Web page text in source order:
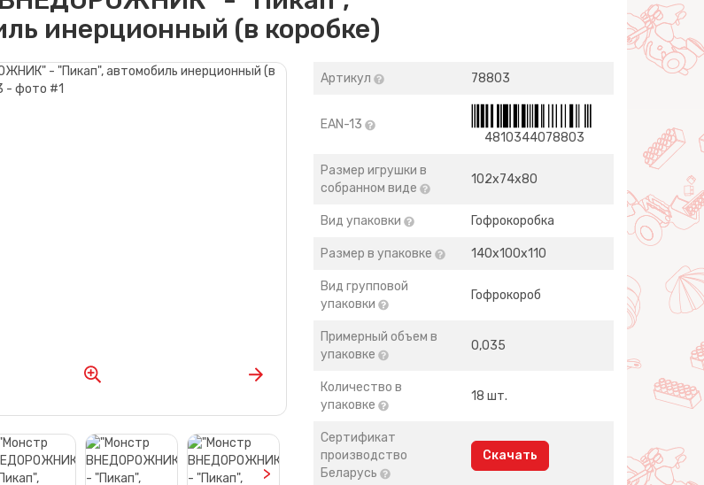
инерционный (в коробке)
>
Артикул 78803
EAN-13
4810344078803
Размер игрушки в
собранном виде
102х74х80
Вид упаковки Гофрокоробка
Размер в упаковке 140х100х110
Вид групповой
упаковки
Гофрокороб
Примерный объем в
упаковке
0,035
Количество в
упаковке
18 шт.
Сертификат
производство
Беларусь
Скачать